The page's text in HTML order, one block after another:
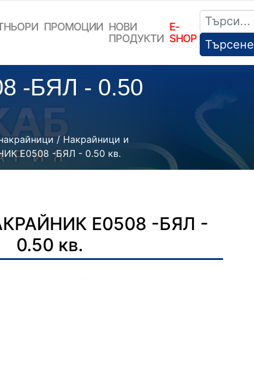
ПРОМОЦИИ НОВИ
ПРОДУКТИ
E-
SHOP
Търсене
-БЯЛ - 0.50
/Накрайници и
Е0508 -БЯЛ - 0.50 кв.
Е0508 -БЯЛ -
0.50 кв.